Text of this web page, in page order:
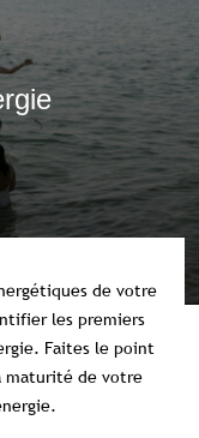
de votre
les premiers
Faites le point
maturité de votre